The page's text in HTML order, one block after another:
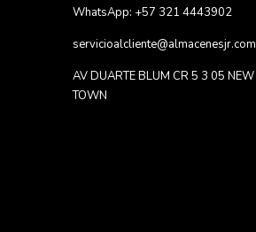
WhatsApp: +57 321 4443902
servicioalcliente@almacenesjr.com
AV DUARTE BLUM CR 5 3 05 NEW
TOWN